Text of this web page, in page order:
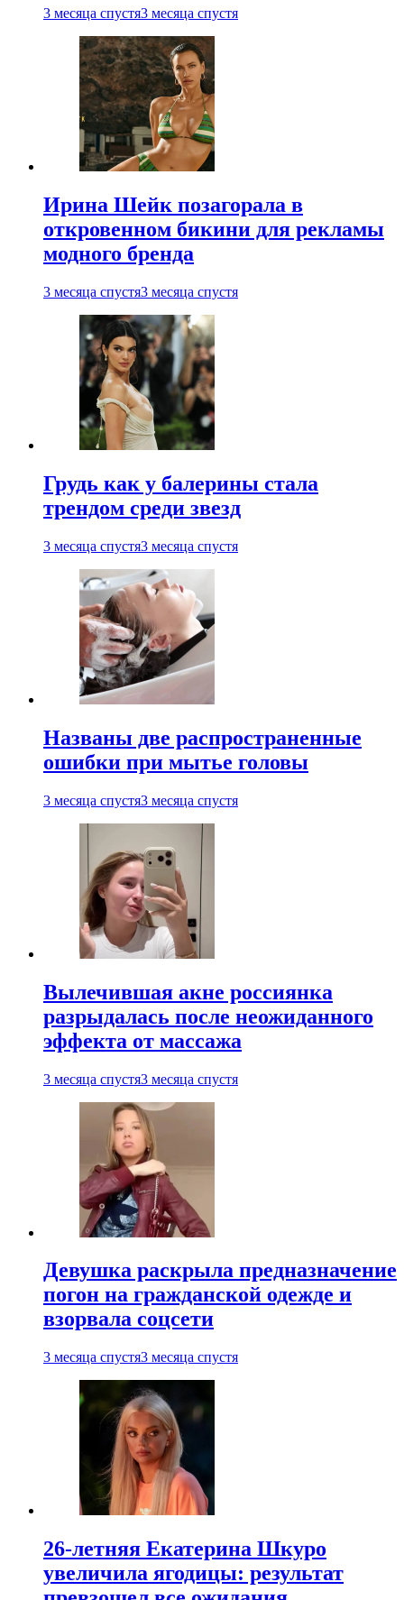
3 месяца спустя3 месяца спустя
Ирина Шейк позагорала в
откровенном бикини для рекламы
модного бренда
3 месяца спустя3 месяца спустя
Грудь как у балерины стала
трендом среди звезд
3 месяца спустя3 месяца спустя
Названы две распространенные
ошибки при мытье головы
3 месяца спустя3 месяца спустя
Вылечившая акне россиянка
разрыдалась после неожиданного
эффекта от массажа
3 месяца спустя3 месяца спустя
Девушка раскрыла предназначение
погон на гражданской одежде и
взорвала соцсети
3 месяца спустя3 месяца спустя
26-летняя Екатерина Шкуро
увеличила ягодицы: результат